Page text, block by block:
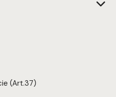
(Art.37)